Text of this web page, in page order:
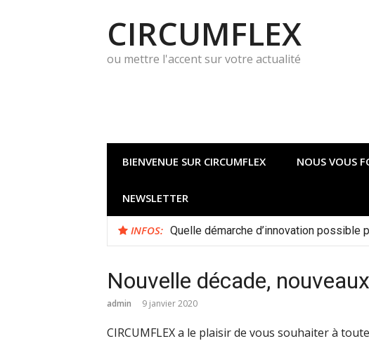
CIRCUMFLEX
ou mettre l'accent sur votre actualité
BIENVENUE SUR CIRCUMFLEX NOUS VOUS
NEWSLETTER
INFOS: Quelle démarche d’innovation possible
Nouvelle décade,
admin 9 janvier 2020
CIRCUMFLEX a le plaisir de vous souhaiter à